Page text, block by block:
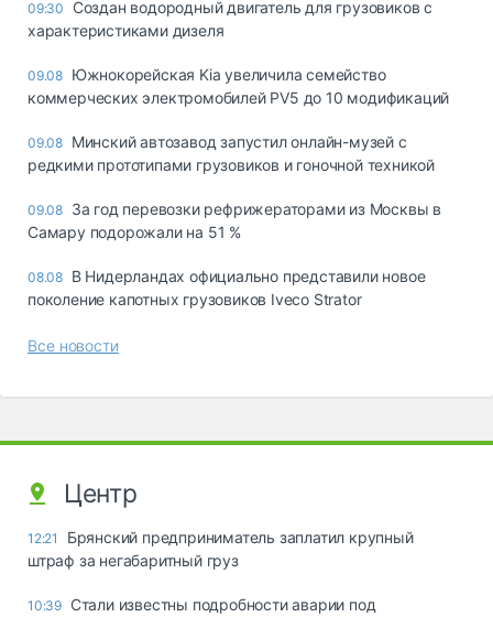
09:30
Создан водородный двигатель для грузовиков с
характеристиками дизеля
09.08 Южнокорейская Kia увеличила семейство
коммерческих электромобилей PV5 до 10 модификаций
09.08 Минский автозавод запустил онлайн-музей с
редкими прототипами грузовиков и гоночной техникой
09.08 За год перевозки рефрижераторами из Москвы в
Самару подорожали на 51 %
08.08 В Нидерландах официально представили новое
поколение капотных грузовиков Iveco Strator
Все новости
Центр
12:21
Брянский предприниматель заплатил крупный
штраф за негабаритный груз
10:39 Стали известны подробности аварии под